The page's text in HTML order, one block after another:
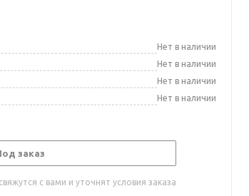
Нет в наличии
Нет в наличии
Нет в наличии
Нет в наличии
заказ
с вами и уточнят условия заказа